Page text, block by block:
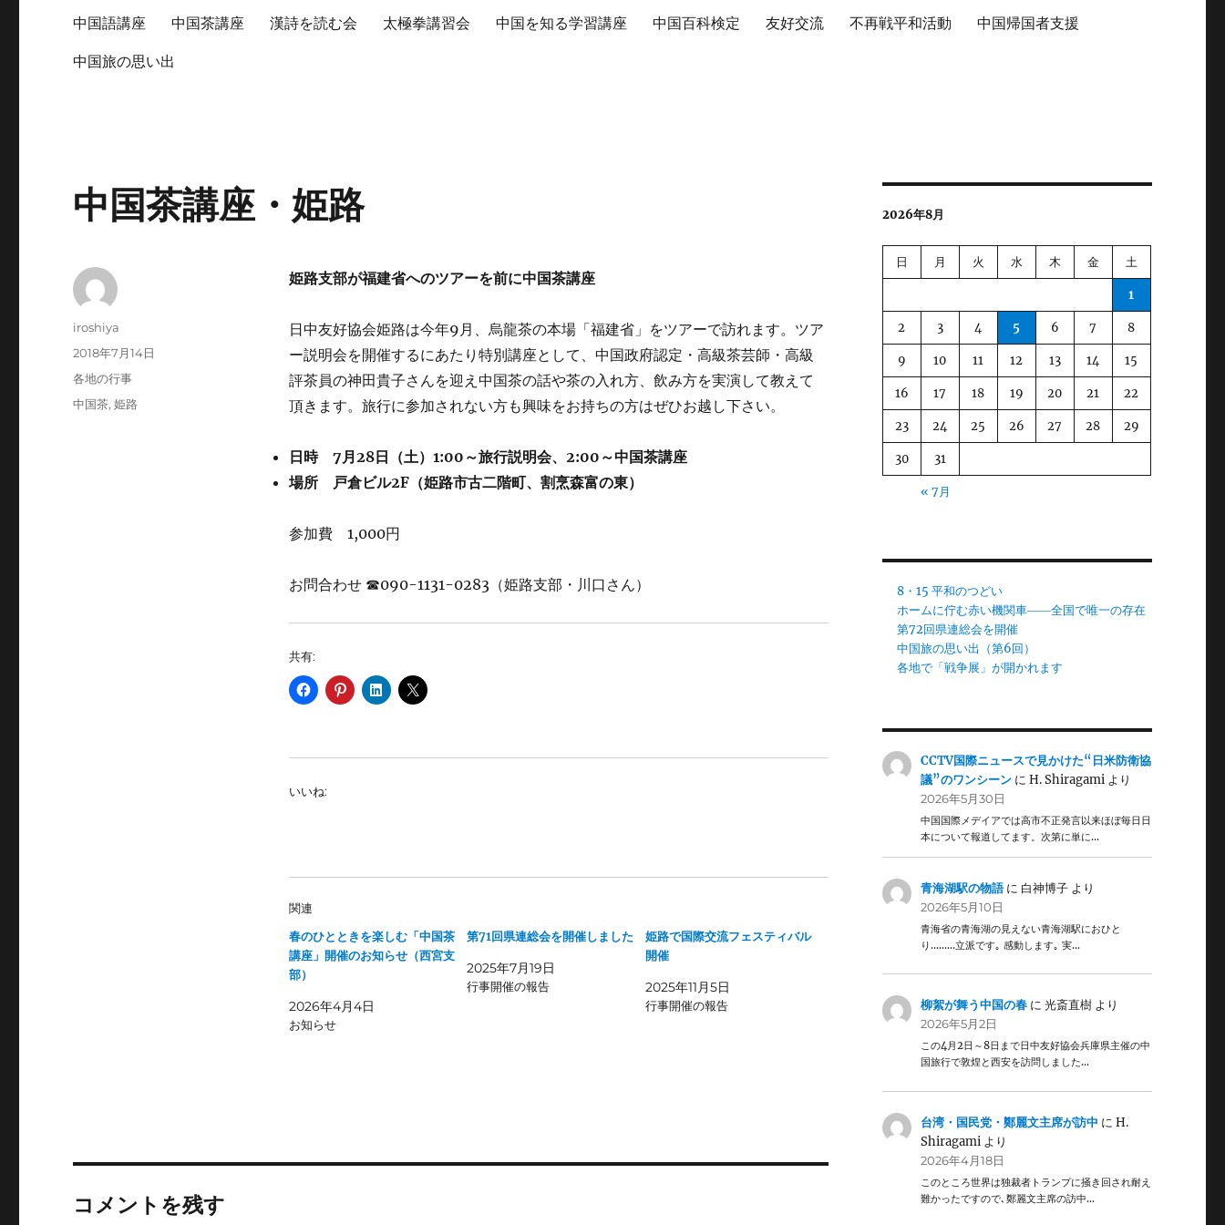
中国語講座 中国茶講座 漢詩を読む会 太極拳講習会 中国を知る学習講座 中国百科検定 友好交流 不再戦平和活動 中国帰国者支援
中国旅の思い出
中国茶講座・姫路
姫路支部が福建省へのツアーを前に中国茶講座
日中友好協会姫路は今年9月、烏龍茶の本場「福建省」をツアーで訪れます。ツア
ー説明会を開催するにあたり特別講座として、中国政府認定・高級茶芸師・高級
評茶員の神田貴子さんを迎え中国茶の話や茶の入れ方、飲み方を実演して教えて
頂きます。旅行に参加されない方も興味をお持ちの方はぜひお越し下さい。
日時 7月28日（土）1:00～旅行説明会、2:00～中国茶講座
場所 戸倉ビル2F（姫路市古二階町、割烹森富の東）
参加費 1,000円
お問合わせ ☎090-1131-0283（姫路支部・川口さん）
共有:
いいね:
関連
春のひとときを楽しむ「中国茶
講座」開催のお知らせ（西宮支
部）
2026年4月4日
お知らせ
第71回県連総会を開催しました
2025年7月19日
行事開催の報告
姫路で国際交流フェスティバル
開催
2025年11月5日
行事開催の報告
投
iroshiya
投
稿
2018年7月14日
カ
テ
各地の行事
タ
中国茶,姫路
コメントを残す
2026年8月
日 月 火 水 木 金 土
1
2 3 4 5 6 7 8
9 10 11 12 13 14 15
16 17 18 19 20 21 22
23 24 25 26 27 28 29
30 31
« 7月
8・15 平和のつどい
ホームに佇む赤い機関車――全国で唯一の存在
第72回県連総会を開催
中国旅の思い出（第6回）
各地で「戦争展」が開かれます
CCTV国際ニュースで見かけた“日米防衛協
議”のワンシーン にH. Shiragami より
2026年5月30日
中国国際メデイアでは高市不正発言以来ほぼ毎日日
本について報道してます。次第に単に…
青海湖駅の物語に 白神博子 より
2026年5月10日
青海省の青海湖の見えない青海湖駅におひと
り………立派です｡ 感動します｡ 実…
柳絮が舞う中国の春 に光斎直樹 より
2026年5月2日
この4月2日～8日まで日中友好協会兵庫県主催の中
国旅行で敦煌と西安を訪問しました…
台湾・国民党・鄭麗文主席が訪中 にH.
Shiragami より
2026年4月18日
このところ世界は独裁者トランプに掻き回され耐え
難かったですので､鄭麗文主席の訪中…